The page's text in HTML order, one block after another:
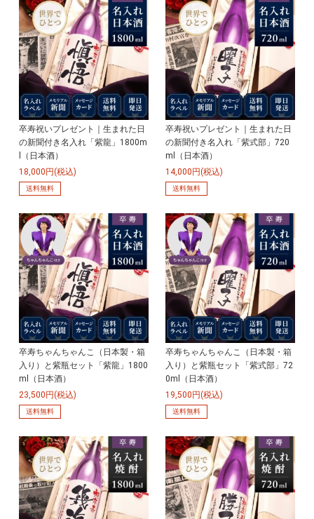
卒寿祝いプレゼント｜生まれた日
の新聞付き名入れ「紫龍」1800m
l（日本酒）
18,000円(税込)
送料無料
卒寿祝いプレゼント｜生まれた日
の新聞付き名入れ「紫式部」720
ml（日本酒）
14,000円(税込)
送料無料
卒寿ちゃんちゃんこ（日本製・箱
入り）と紫瓶セット「紫龍」1800
ml（日本酒）
23,500円(税込)
送料無料
卒寿ちゃんちゃんこ（日本製・箱
入り）と紫瓶セット「紫式部」72
0ml（日本酒）
19,500円(税込)
送料無料